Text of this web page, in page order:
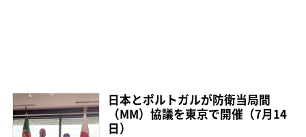
日本とポルトガルが防衛当局間
（MM）協議を東京で開催（7月14
日）